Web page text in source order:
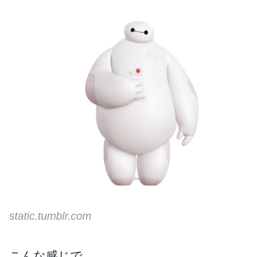
static.tumblr.com